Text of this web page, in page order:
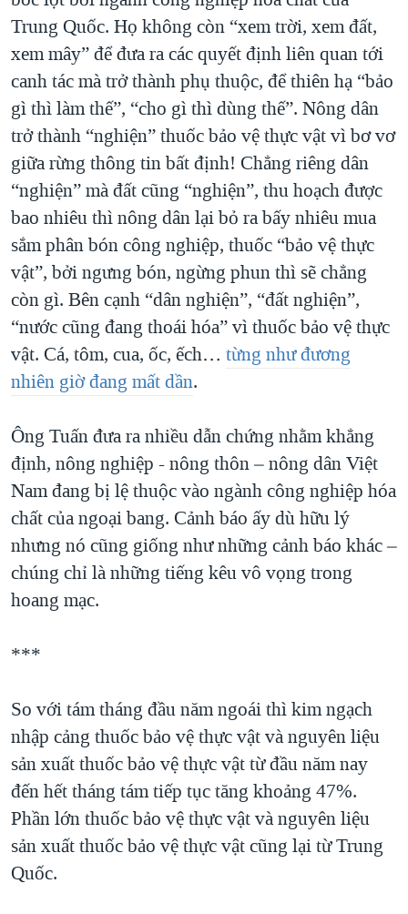
Trung Quốc. Họ không còn “xem trời, xem đất,
xem mây” để đưa ra các quyết định liên quan tới
canh tác mà trở thành phụ thuộc, để thiên hạ “bảo
gì thì làm thế”, “cho gì thì dùng thế”. Nông dân
trở thành “nghiện” thuốc bảo vệ thực vật vì bơ vơ
giữa rừng thông tin bất định! Chẳng riêng dân
“nghiện” mà đất cũng “nghiện”, thu hoạch được
bao nhiêu thì nông dân lại bỏ ra bấy nhiêu mua
sắm phân bón công nghiệp, thuốc “bảo vệ thực
vật”, bởi ngưng bón, ngừng phun thì sẽ chẳng
còn gì. Bên cạnh “dân nghiện”, “đất nghiện”,
“nước cũng đang thoái hóa” vì thuốc bảo vệ thực
vật. Cá, tôm, cua, ốc, ếch… từng như đương
nhiên giờ đang mất dần.
Ông Tuấn đưa ra nhiều dẫn chứng nhằm khẳng
định, nông nghiệp - nông thôn – nông dân Việt
Nam đang bị lệ thuộc vào ngành công nghiệp hóa
chất của ngoại bang. Cảnh báo ấy dù hữu lý
nhưng nó cũng giống như những cảnh báo khác –
chúng chỉ là những tiếng kêu vô vọng trong
hoang mạc.
***
So với tám tháng đầu năm ngoái thì kim ngạch
nhập cảng thuốc bảo vệ thực vật và nguyên liệu
sản xuất thuốc bảo vệ thực vật từ đầu năm nay
đến hết tháng tám tiếp tục tăng khoảng 47%.
Phần lớn thuốc bảo vệ thực vật và nguyên liệu
sản xuất thuốc bảo vệ thực vật cũng lại từ Trung
Quốc.